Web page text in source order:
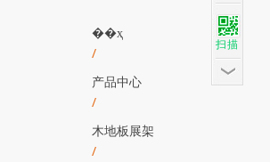
��ҳ
/
产品中心
/
木地板展架
/
扫描